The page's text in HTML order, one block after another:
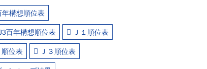
年構想順位表
百年構想順位表 Ｊ１順位表
順位表 Ｊ３順位表